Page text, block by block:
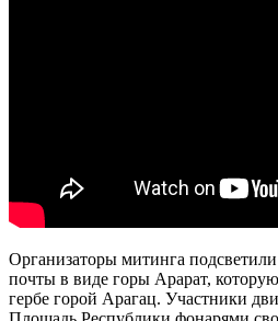
Организаторы митинга подсветили
почты в виде горы Арарат, которую
гербе горой Арагац. Участники